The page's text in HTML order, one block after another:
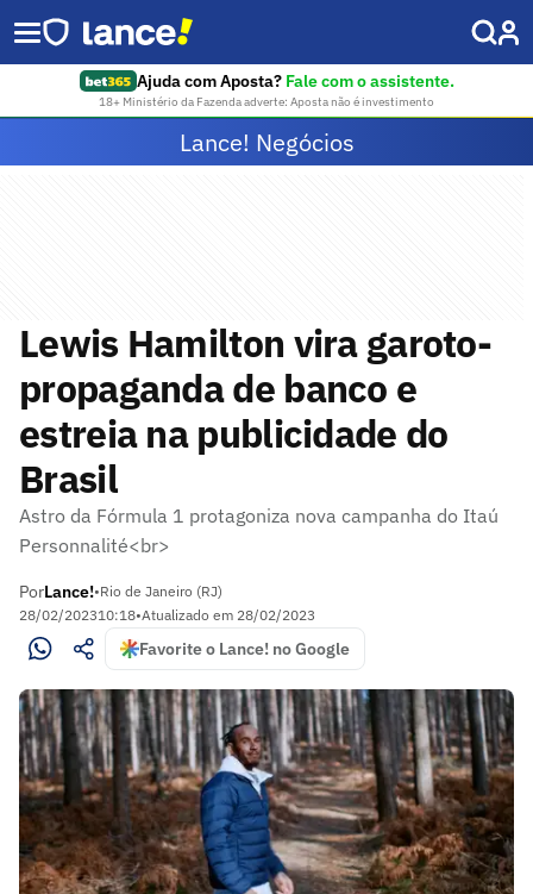
Ajuda com Aposta? Fale com o assistente.
18+ Ministério da Fazenda adverte: Aposta não é investimento
Lance! Negócios
Lewis Hamilton vira garoto-
propaganda de banco e
estreia na publicidade do
Brasil
Astro da Fórmula 1 protagoniza nova campanha do Itaú
Personnalité<br>
PorLance!•Rio de Janeiro (RJ)
28/02/202310:18•Atualizado em 28/02/2023
Favorite o Lance! no Google